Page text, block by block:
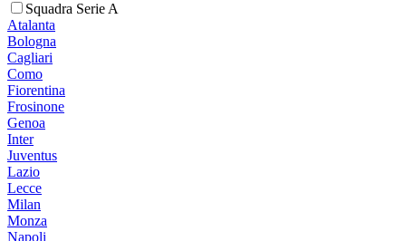
Squadra Serie A
Atalanta
Bologna
Cagliari
Como
Fiorentina
Frosinone
Genoa
Inter
Juventus
Lazio
Lecce
Milan
Monza
Napoli